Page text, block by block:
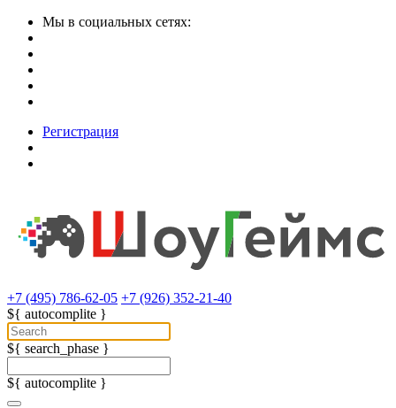
Мы в социальных сетях:
Регистрация
+7 (495) 786-62-05 +7 (926) 352-21-40
${ autocomplite }
${ search_phase }
${ autocomplite }